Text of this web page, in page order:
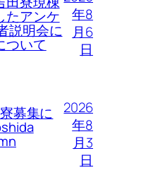
たアンケ
説明会に
ついて
年8
月6
日
募集に
2026
年8
月3
日